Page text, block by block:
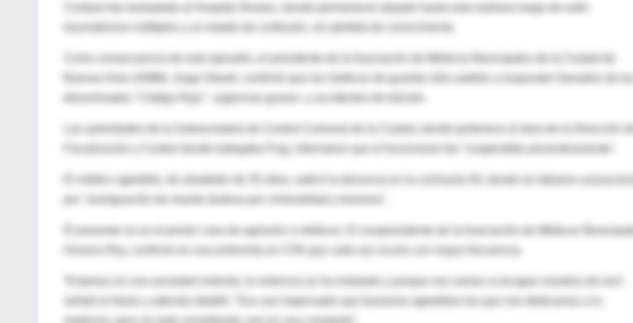
Cristiani fue trasladado al Hospital Álvarez, donde permaneció alojado hasta esta mañana luego de sufrir
Buenos Aires (AMM), Jorge Gilardi, confirmó que los médicos de guardia sólo saldrán a responder llamados de
denominados "Código Rojo" -urgencias graves- y accidentes de tránsito.
Fiscalización y Control donde trabajaba Puig, informaron que el funcionario fue "suspendido preventivamente".
El médico agredido, de alrededor de 35 años, radicó la denuncia en la comisaría 50, donde se labraron
por "averiguación de muerte dudosa por criminalidad y lesiones".
El presente no es el primer caso de agresión a médicos. El vicepresidente de la Asociación de Médicos
Horacio Rey, confirmó en una entrevista en C5N que cada vez ocurre con mayor frecuencia.
“Estamos en una sociedad violenta, la violencia se ha instalado y porque nos vamos a escapar nosotros de eso”,
señaló el titular y además detalló: "Era casi impensado que fueramos agredidos los que nos dedicamos a la